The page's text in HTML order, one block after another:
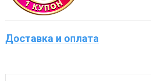
Доставка и оплата